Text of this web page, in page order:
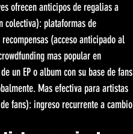
ofrecen anticipos de regalias a
colectiva): plataformas de
(acceso anticipado al
mas popular en
un EP o album con su base de fans
Mas efectiva para artistas
fans): ingreso recurrente a cambio